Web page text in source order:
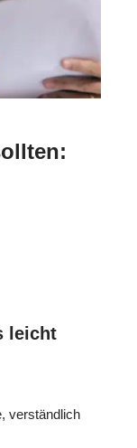
leicht
verständlich